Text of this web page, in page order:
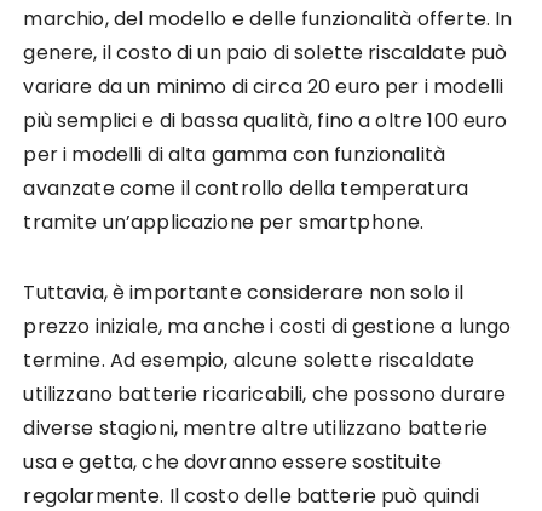
marchio, del modello e delle funzionalità offerte. In
genere, il costo di un paio di solette riscaldate può
variare da un minimo di circa 20 euro per i modelli
più semplici e di bassa qualità, fino a oltre 100 euro
per i modelli di alta gamma con funzionalità
avanzate come il controllo della temperatura
tramite un’applicazione per smartphone.
Tuttavia, è importante considerare non solo il
prezzo iniziale, ma anche i costi di gestione a lungo
termine. Ad esempio, alcune solette riscaldate
utilizzano batterie ricaricabili, che possono durare
diverse stagioni, mentre altre utilizzano batterie
usa e getta, che dovranno essere sostituite
regolarmente. Il costo delle batterie può quindi